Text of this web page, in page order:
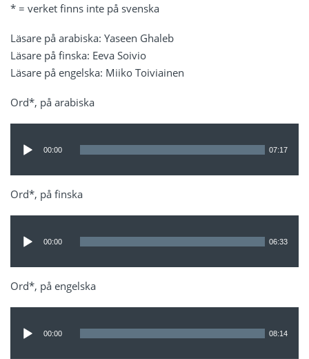
* = verket finns inte på svenska
Läsare på arabiska: Yaseen Ghaleb
Läsare på finska: Eeva Soivio
Läsare på engelska: Miiko Toiviainen
Ord*, på arabiska
00:00 07:17
Ord*, på finska
00:00 06:33
Ord*, på engelska
00:00 08:14